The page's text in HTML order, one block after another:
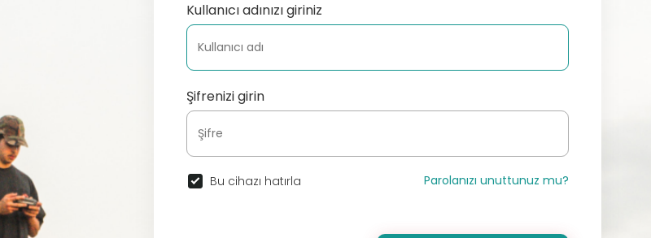
Kullanıcı adınızı giriniz
Şifrenizi girin
Bu cihazı hatırla Parolanızı unuttunuz mu?